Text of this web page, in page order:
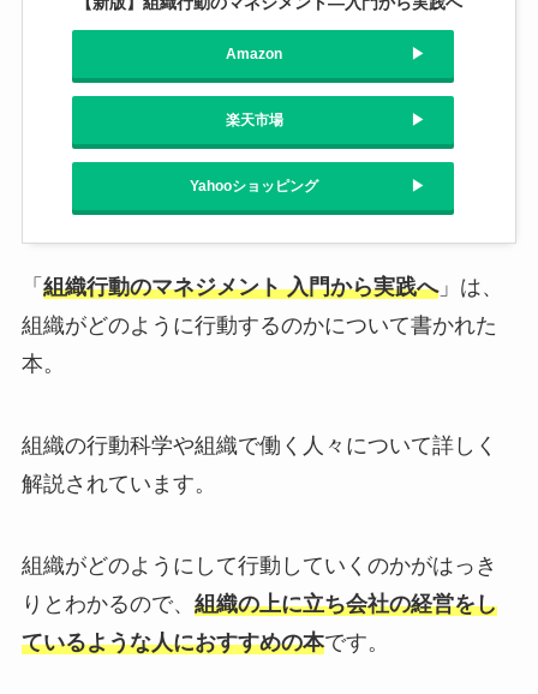
Amazon
楽天市場
Yahooショッピング
「 組織行動のマネジメント 入門から実践へ」は、
組織がどのように行動するのかについて書かれた
本。
組織の行動科学や組織で働く人々について詳しく
解説されています。
組織がどのようにして行動していくのかがはっき
りとわかるので、 組織の上に立ち会社の経営をし
ているような人におすすめの本です。